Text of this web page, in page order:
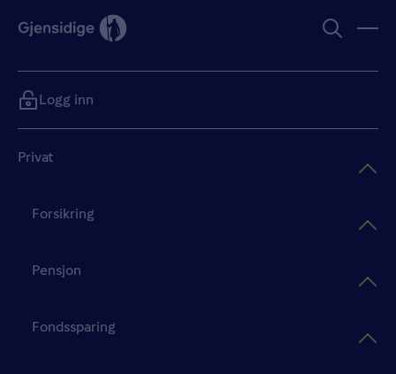
Privat
Forsikring
Pensjon
Fondssparing
Logg inn